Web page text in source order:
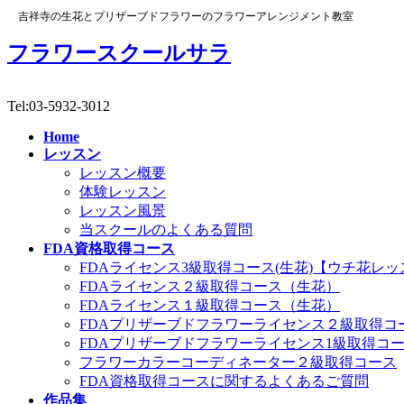
吉祥寺の生花とプリザーブドフラワーのフラワーアレンジメント教室
フラワースクールサラ
Tel:03-5932-3012
Home
レッスン
レッスン概要
体験レッスン
レッスン風景
当スクールのよくある質問
FDA資格取得コース
FDAライセンス3級取得コース(生花)【ウチ花レッ
FDAライセンス２級取得コース（生花）
FDAライセンス１級取得コース（生花）
FDAプリザーブドフラワーライセンス２級取得コ
FDAプリザーブドフラワーライセンス1級取得コ
フラワーカラーコーディネーター２級取得コース
FDA資格取得コースに関するよくあるご質問
作品集